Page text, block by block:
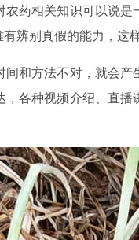
药相关知识可以说
辨别真假的能力，这
和方法不对，就会
各种视频介绍、直